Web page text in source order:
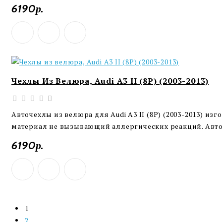
6190р.
Чехлы Из Велюра, Audi A3 II (8P) (2003-2013)
Авточехлы из велюра для Audi A3 II (8P) (2003-2013)
материал не вызывающий аллергических реакций.
6190р.
1